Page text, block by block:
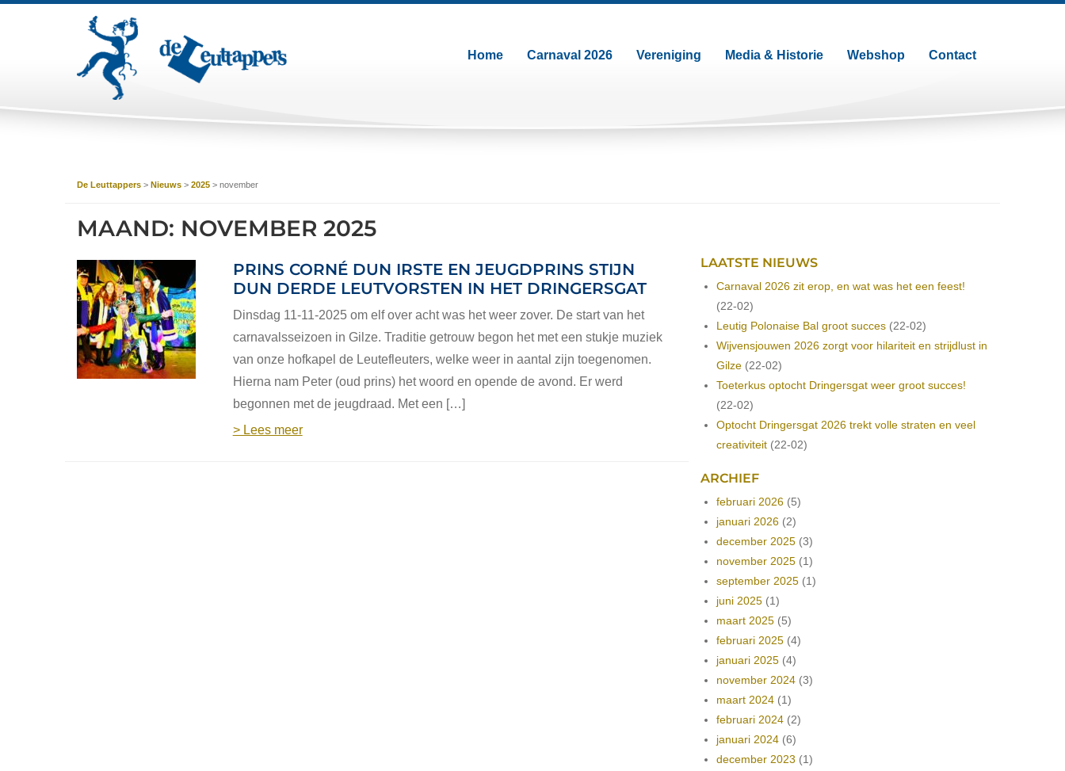
Home Carnaval 2026 Vereniging Media & Historie Webshop Contact
De Leuttappers > Nieuws > 2025 > november
MAAND: NOVEMBER 2025
PRINS CORNÉ DUN IRSTE EN JEUGDPRINS STIJN
DUN DERDE LEUTVORSTEN IN HET DRINGERSGAT
Dinsdag 11-11-2025 om elf over acht was het weer zover. De start van het
carnavalsseizoen in Gilze. Traditie getrouw begon het met een stukje muziek
van onze hofkapel de Leutefleuters, welke weer in aantal zijn toegenomen.
Hierna nam Peter (oud prins) het woord en opende de avond. Er werd
begonnen met de jeugdraad. Met een […]
> Lees meer
LAATSTE NIEUWS
Carnaval 2026 zit erop, en wat was het een feest!
(22-02)
Leutig Polonaise Bal groot succes (22-02)
Wijvensjouwen 2026 zorgt voor hilariteit en strijdlust in
Gilze (22-02)
Toeterkus optocht Dringersgat weer groot succes!
(22-02)
Optocht Dringersgat 2026 trekt volle straten en veel
creativiteit (22-02)
ARCHIEF
februari 2026(5)
januari 2026(2)
december 2025(3)
november 2025(1)
september 2025(1)
juni 2025(1)
maart 2025(5)
februari 2025(4)
januari 2025(4)
november 2024(3)
maart 2024(1)
februari 2024(2)
januari 2024(6)
december 2023 (1)